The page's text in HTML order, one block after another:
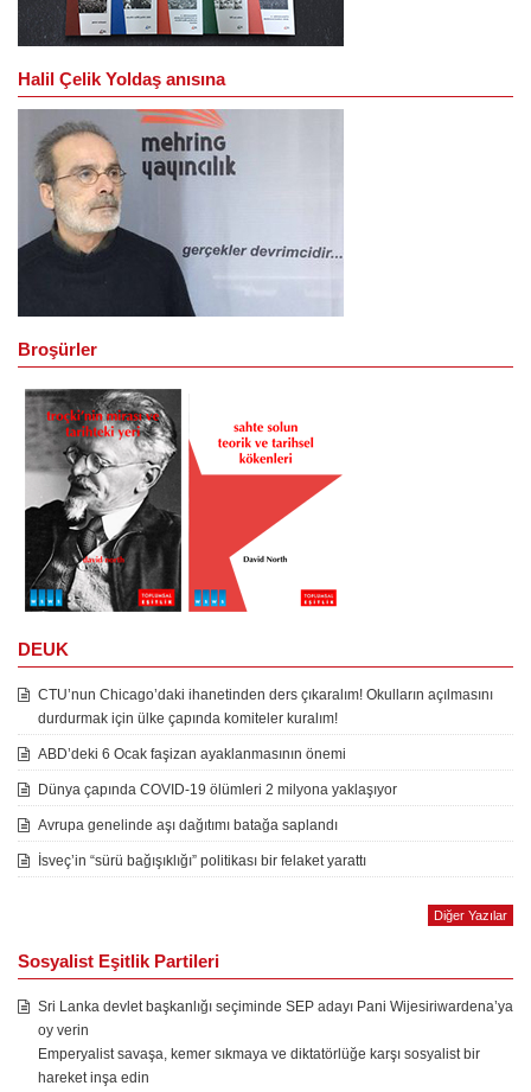
Halil Çelik Yoldaş anısına
Broşürler
DEUK
CTU’nun Chicago’daki ihanetinden ders çıkaralım! Okulların açılmasını
durdurmak için ülke çapında komiteler kuralım!
ABD’deki 6 Ocak faşizan ayaklanmasının önemi
Dünya çapında COVID-19 ölümleri 2 milyona yaklaşıyor
Avrupa genelinde aşı dağıtımı batağa saplandı
İsveç’in “sürü bağışıklığı” politikası bir felaket yarattı
Diğer Yazılar
Sosyalist Eşitlik Partileri
Sri Lanka devlet başkanlığı seçiminde SEP adayı Pani Wijesiriwardena’ya
oy verin
Emperyalist savaşa, kemer sıkmaya ve diktatörlüğe karşı sosyalist bir
hareket inşa edin